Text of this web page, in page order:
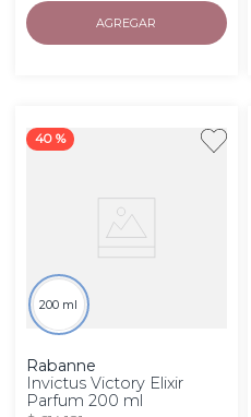
AGREGAR
40 %
200 ml
Rabanne
Invictus Victory Elixir
Parfum 200 ml